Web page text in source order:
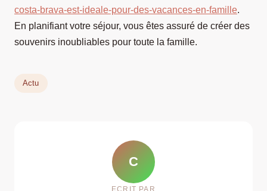
costa-brava-est-ideale-pour-des-vacances-en-famille.
En planifiant votre séjour, vous êtes assuré de créer des
souvenirs inoubliables pour toute la famille.
Actu
C
ECRIT PAR